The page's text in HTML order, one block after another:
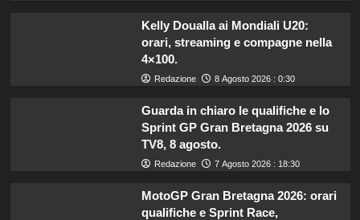
Kelly Doualla ai Mondiali U20:
orari, streaming e compagne nella
4×100.
Redazione 8 Agosto 2026 : 0:30
Guarda in chiaro le qualifiche e lo
Sprint GP Gran Bretagna 2026 su
TV8, 8 agosto.
Redazione 7 Agosto 2026 : 18:30
MotoGP Gran Bretagna 2026: orari
qualifiche e Sprint Race,